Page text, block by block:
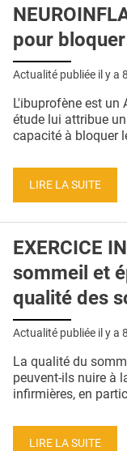
E-REVUE SAD
THÉMA
QUI SOMMES-NOUS ?
CONDITIONS GÉNÉRALES
CRÉDITS
pour
Actualité publiée il y a
L'ibuprofène est un
étude lui attribue
capacité à bloquer
LIRE LA SUITE
EXERCICE
sommeil et
qualité des
Actualité publiée il y a
La qualité du
peuvent-ils nuire à
infirmières, en
LIRE LA SUITE